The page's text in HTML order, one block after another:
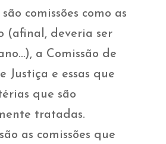
comissões como as
(afinal, deveria ser
a Comissão de
Justiça e essas que
que são
tratadas.
as comissões que